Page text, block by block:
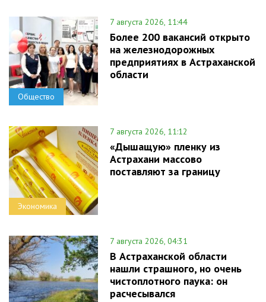
Общество
7 августа 2026, 11:44
Более 200 вакансий открыто
на железнодорожных
предприятиях в Астраханской
области
Экономика
7 августа 2026, 11:12
«Дышащую» пленку из
Астрахани массово
поставляют за границу
7 августа 2026, 04:31
В Астраханской области
нашли страшного, но очень
чистоплотного паука: он
расчесывался